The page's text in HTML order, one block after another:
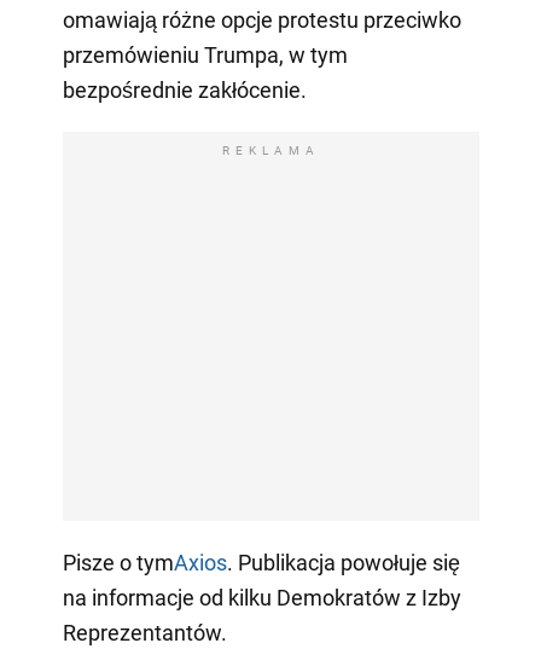
omawiają różne opcje protestu przeciwko
przemówieniu Trumpa, w tym
bezpośrednie zakłócenie.
REKLAMA
Pisze o tymAxios. Publikacja powołuje się
na informacje od kilku Demokratów z Izby
Reprezentantów.